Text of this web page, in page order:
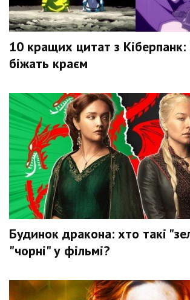
10 кращих цитат з Кіберпанк:
біжать краєм
Будинок дракона: хто такі
"чорні" у фільмі?